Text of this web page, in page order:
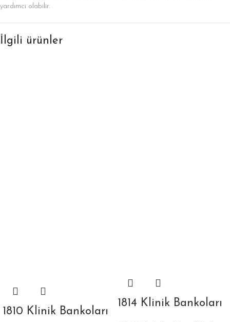
yardımcı olabilir.
İlgili ürünler
1810 Klinik Bankoları
1814 Klinik Bankoları